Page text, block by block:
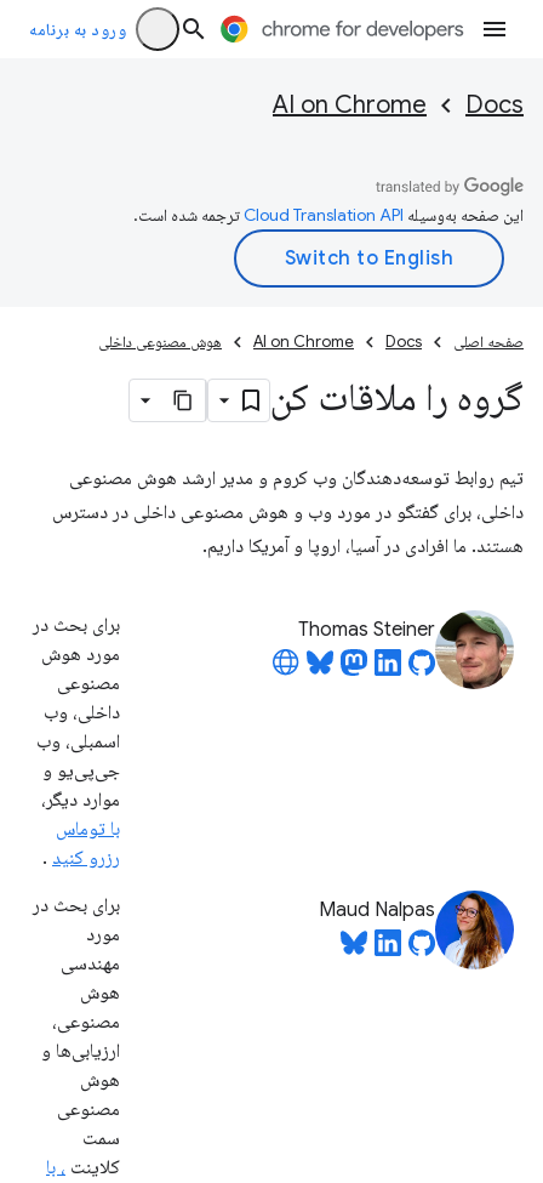
ورود به برنامه
Docs
AI on Chrome
این صفحه به‌وسیله ترجمه شده است.
صفحه اصلی Docs
AI on Chrome هوش مصنوعی داخلی
گروه را ملاقات کن
تیم روابط توسعه‌دهندگان وب کروم و مدیر ارشد هوش مصنوعی
داخلی، برای گفتگو در مورد وب و هوش مصنوعی داخلی در دسترس
هستند. ما افرادی در آسیا، اروپا و آمریکا داریم.
Thomas Steiner
برای بحث در
مورد هوش
مصنوعی
داخلی، وب
اسمبلی، وب
جی‌پی‌یو و
موارد دیگر،
با توماس
رزرو کنید .
Maud Nalpas
برای بحث در
مورد
مهندسی
هوش
مصنوعی،
ارزیابی‌ها و
هوش
مصنوعی
سمت
کلاینت ، با